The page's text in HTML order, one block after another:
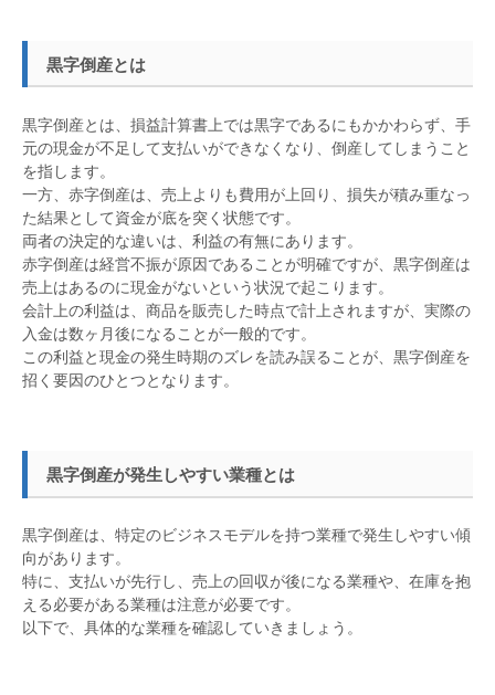
黒字倒産とは
黒字倒産とは、損益計算書上では黒字であるにもかかわらず、手
元の現金が不足して支払いができなくなり、倒産してしまうこと
を指します。
一方、赤字倒産は、売上よりも費用が上回り、損失が積み重なっ
た結果として資金が底を突く状態です。
両者の決定的な違いは、利益の有無にあります。
赤字倒産は経営不振が原因であることが明確ですが、黒字倒産は
売上はあるのに現金がないという状況で起こります。
会計上の利益は、商品を販売した時点で計上されますが、実際の
入金は数ヶ月後になることが一般的です。
この利益と現金の発生時期のズレを読み誤ることが、黒字倒産を
招く要因のひとつとなります。
黒字倒産が発生しやすい業種とは
黒字倒産は、特定のビジネスモデルを持つ業種で発生しやすい傾
向があります。
特に、支払いが先行し、売上の回収が後になる業種や、在庫を抱
える必要がある業種は注意が必要です。
以下で、具体的な業種を確認していきましょう。